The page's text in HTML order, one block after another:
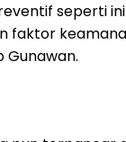
seperti
faktor
Gunawan.